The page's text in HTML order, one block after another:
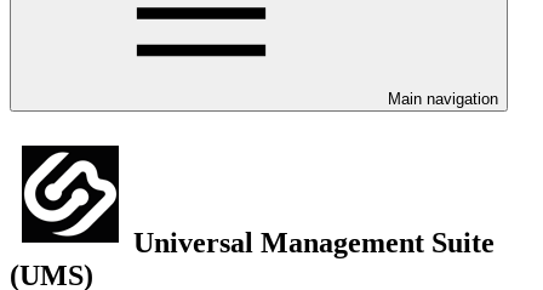
Main navigation
Universal Management Suite
(UMS)